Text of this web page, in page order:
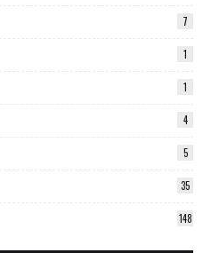
7
1
1
4
5
35
148